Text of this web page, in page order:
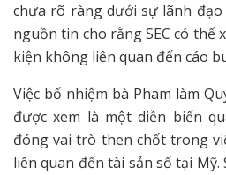
chưa rõ ràng dưới sự lãnh đạo
nguồn tin cho rằng SEC có thể
kiện không liên quan đến cáo
Việc bổ nhiệm bà Pham làm
được xem là một diễn biến
đóng vai trò then chốt trong
liên quan đến tài sản số tại